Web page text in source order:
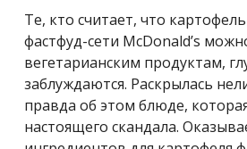
Те, кто считает, что
фастфуд-сети McDonald’s
вегетарианским продуктам,
заблуждаются. Раскрылась
правда об этом блюде,
настоящего скандала.